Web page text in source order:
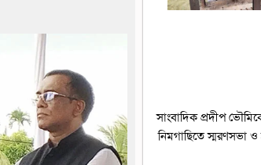
সাংবাদিক প্রদীপ
নিমগাছিতে স্মরণসভা ও